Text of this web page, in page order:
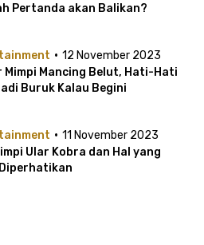
Pertanda akan Balikan?
· 12 November 2023
Mancing Belut, Hati-Hati
Buruk Kalau Begini
· 11 November 2023
Ular Kobra dan Hal yang